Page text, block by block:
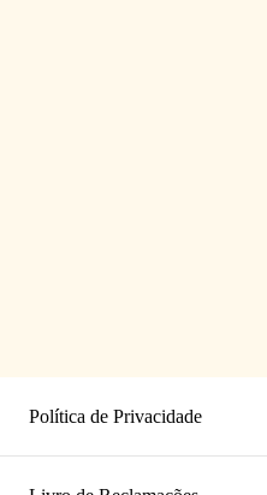
Política de Privacidade